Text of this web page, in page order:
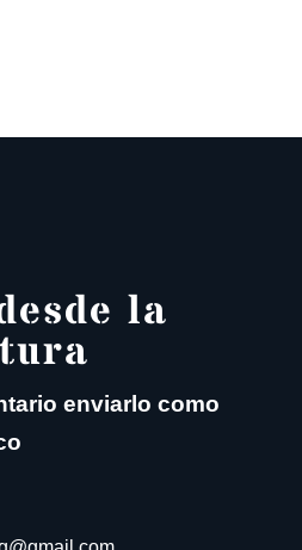
la
enviarlo como